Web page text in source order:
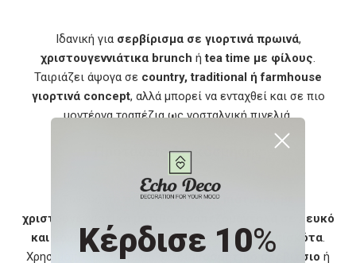
Ιδανική για σερβίρισμα σε γιορτινά πρωινά,
χριστουγεννιάτικα brunch ήtea time με φίλους.
Ταιριάζει άψογα σε country, traditional ή farmhouse
γιορτινά concept, αλλά μπορεί να ενταχθεί και σε πιο
μοντέρνα τραπέζια ως νοσταλγική πινελιά.
Προτάσεις Διακόσμησης
Συνδυάστε τη μεκούπες και πιατέλες με
χριστουγεννιάτικα μοτίβα
τραπεζομάντηλα σε λευκό
και κόκκινο , καιστολισμένα δισκάκια με μπισκότα.
Χρησιμοποιήστε την και ωςδιακοσμητικό σερβίτσιο ή
Κέρδισε 10%